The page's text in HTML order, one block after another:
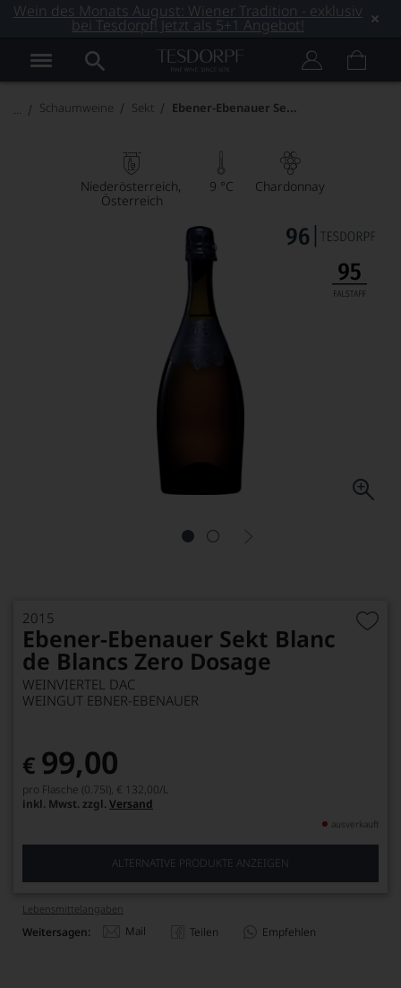
Wein des Monats August: Wiener Tradition - exklusiv
bei Tesdorpf! Jetzt als 5+1 Angebot!
Schaumweine Sekt Ebener-Ebenauer Sekt Blanc de Blancs Zero Dosage
Niederösterreich
Österreich
9 °C Chardonnay
2015
Ebener-Ebenauer Sekt Blanc
de Blancs Zero Dosage
WEINVIERTEL DAC
WEINGUT EBNER-EBENAUER
€ 99,00
pro Flasche (0.75l), € 132,00/L
inkl. Mwst. zzgl. Versand
ausverkauft
ALTERNATIVE PRODUKTE ANZEIGEN
Lebensmittel­angaben
Weitersagen: Mail Teilen Empfehlen